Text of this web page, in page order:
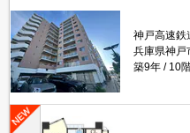
神戸高速鉄
兵庫県神戸
築9年
10